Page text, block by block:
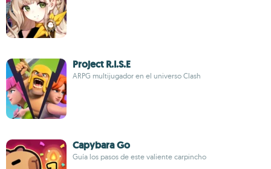
Project R.I.S.E
ARPG multijugador en el universo Clash
Capybara Go
Guía los pasos de este valiente carpincho